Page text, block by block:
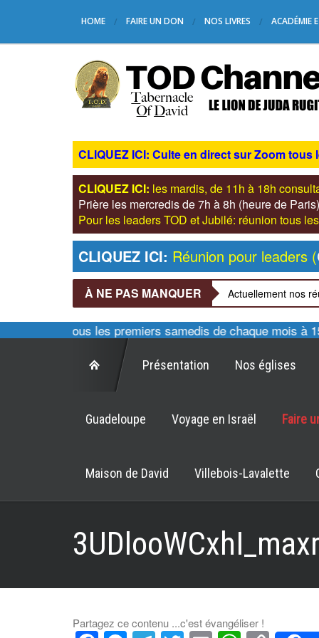
HOME FAIRE UN DON NOS LIVRES ACADÉMIE
CLIQUEZ ICI: Culte en direct sur Zoom
CLIQUEZ ICI: les mardis, de 11h à 18h
Prière les mercredis de 7h à 8h (heure de
Pour les leaders TOD et Jubilé: réunion tous
CLIQUEZ ICI: Réunion pour leaders (
À NE PAS MANQUER Actuellement nos
CAJ tous les premiers samedis de chaque mois à
Présentation Nos églises
Guadeloupe Voyage en Israël Faire
Maison de David Villebois-Lavalette
Partagez ce contenu ...c'est évangéliser !